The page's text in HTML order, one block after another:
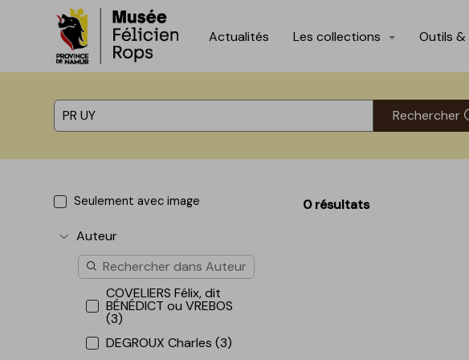
Accèder directement au contenu
Accèder directement au contenu
Actualités Les collections Outils &
Rechercher
Seulement avec image
Afficher plus
Auteur
COVELIERS Félix, dit
BÉNÉDICT ou VREBOS
(3)
DEGROUX Charles (3)
0 résultats